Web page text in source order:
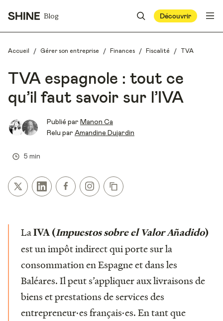
Blog Découvrir
Accueil / Gérer son entreprise / Finances / Fiscalité / TVA
TVA espagnole : tout ce
qu’il faut savoir sur l’IVA
Publié par Manon Ca
Relu par Amandine Dujardin
5 min
LaIVA (Impuestos sobre el Valor Añadido)
est un impôt indirect qui porte sur la
consommation en Espagne et dans les
Baléares. Il peut s’appliquer aux livraisons de
biens et prestations de services des
entrepreneur·es français·es. En tant que